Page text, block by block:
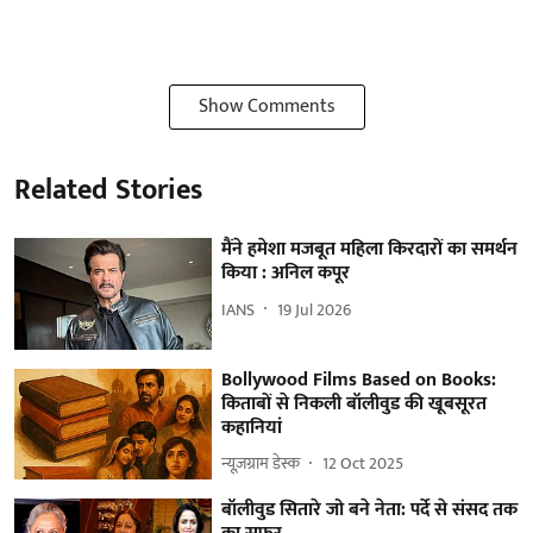
Show Comments
Related Stories
मैंने हमेशा मजबूत महिला किरदारों का समर्थन
किया : अनिल कपूर
IANS 19 Jul 2026
Bollywood Films Based on Books:
किताबों से निकली बॉलीवुड की खूबसूरत
कहानियां
न्यूज़ग्राम डेस्क 12 Oct 2025
बॉलीवुड सितारे जो बने नेता: पर्दे से संसद तक